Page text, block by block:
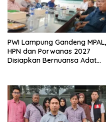
PWI Lampung Gandeng MPAL,
HPN dan Porwanas 2027
Disiapkan Bernuansa Adat